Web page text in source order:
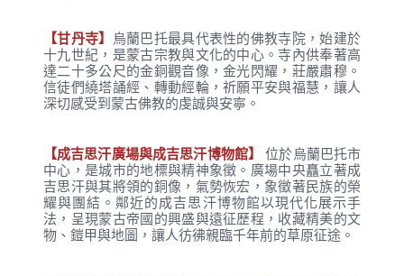
【甘丹寺】
烏蘭巴托最具代表性的佛教寺院，始建於
十九世紀，是蒙古宗教與文化的中心。寺內供奉著高
達二十多公尺的金銅觀音像，金光閃耀，莊嚴肅穆。
信徒們繞塔誦經、轉動經輪，祈願平安與福慧，讓人
深切感受到蒙古佛教的虔誠與安寧。
【成吉思汗廣場與成吉思汗博物館】
位於烏蘭巴托市
中心，是城市的地標與精神象徵。廣場中央矗立著成
吉思汗與其將領的銅像，氣勢恢宏，象徵著民族的榮
耀與團結。鄰近的成吉思汗博物館以現代化展示手
法，呈現蒙古帝國的興盛與遠征歷程，收藏精美的文
物、鎧甲與地圖，讓人彷彿親臨千年前的草原征途。